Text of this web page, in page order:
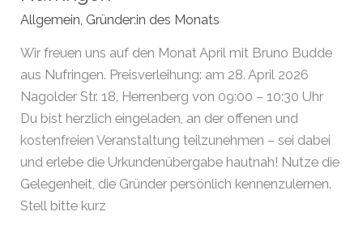
Allgemein Gründer:in des Monats
Wir freuen uns auf den Monat April mit Bruno Budde
aus Nufringen. Preisverleihung: am 28. April 2026
Nagolder Str. 18, Herrenberg von 09:00 – 10:30 Uhr
Du bist herzlich eingeladen, an der offenen und
kostenfreien Veranstaltung teilzunehmen – sei dabei
und erlebe die Urkundenübergabe hautnah! Nutze die
Gelegenheit, die Gründer persönlich kennenzulernen.
Stell bitte kurz